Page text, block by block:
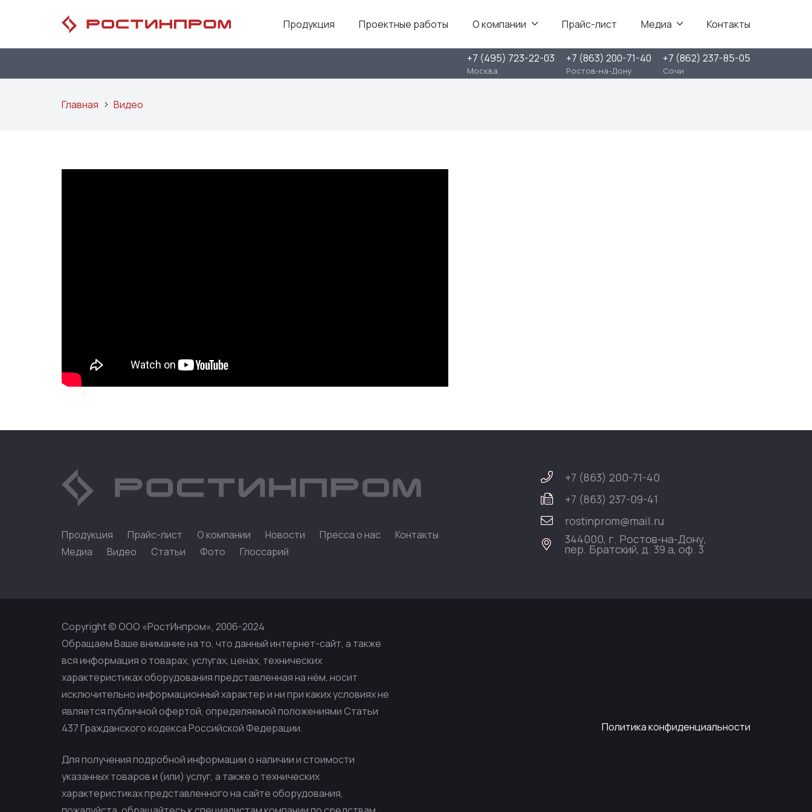
Продукция Проектные работы О компании Прайс-лист Медиа Контакты
+7 (495) 723-22-03
Москва
+7 (863) 200-71-40
Ростов-на-Дону
+7 (862) 237-85-05
Сочи
Главная Видео
Продукция Прайс-лист О компании Новости Пресса о нас
Контакты
Медиа
Видео Статьи Фото Глоссарий
+7 (863) 200-71-40
+7 (863) 237-09-41
rostinprom@mail.ru
344000, г. Ростов-на-Дону,
пер. Братский, д. 39 а, оф. 3
Copyright © ООО «РостИнпром», 2006-2024
Обращаем Ваше внимание на то, что данный интернет-сайт, а также
вся информация о товарах, услугах, ценах, технических
характеристиках оборудования представленная на нём, носит
исключительно информационный характер и ни при каких условиях не
является публичной офертой, определяемой положениями Статьи
437 Гражданского кодекса Российской Федерации.
Для получения подробной информации о наличии и стоимости
указанных товаров и (или) услуг, а также о технических
характеристиках представленного на сайте оборудования,
Политика конфиденциальности